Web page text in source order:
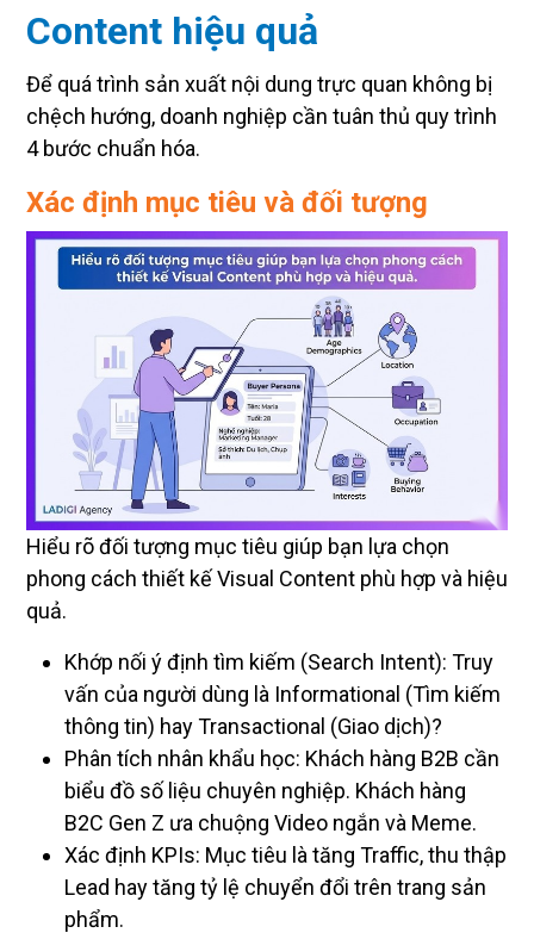
Content hiệu quả
Để quá trình sản xuất nội dung trực quan không bị
chệch hướng, doanh nghiệp cần tuân thủ quy trình
4 bước chuẩn hóa.
Xác định mục tiêu và đối tượng
Hiểu rõ đối tượng mục tiêu giúp bạn lựa chọn
phong cách thiết kế Visual Content phù hợp và hiệu
quả.
Khớp nối ý định tìm kiếm (Search Intent): Truy
vấn của người dùng là Informational (Tìm kiếm
thông tin) hay Transactional (Giao dịch)?
Phân tích nhân khẩu học: Khách hàng B2B cần
biểu đồ số liệu chuyên nghiệp. Khách hàng
B2C Gen Z ưa chuộng Video ngắn và Meme.
Xác định KPIs: Mục tiêu là tăng Traffic, thu thập
Lead hay tăng tỷ lệ chuyển đổi trên trang sản
phẩm.